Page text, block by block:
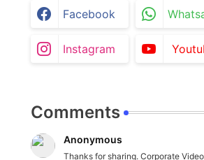
Facebook
Instagram
Comments
Anonymous
Thanks for sharing. Corporate Video